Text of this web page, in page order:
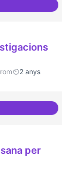
Digital
2 anys
per
per